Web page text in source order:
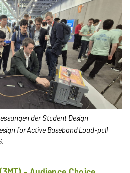
der Student Design
for Active Baseband Load-pull